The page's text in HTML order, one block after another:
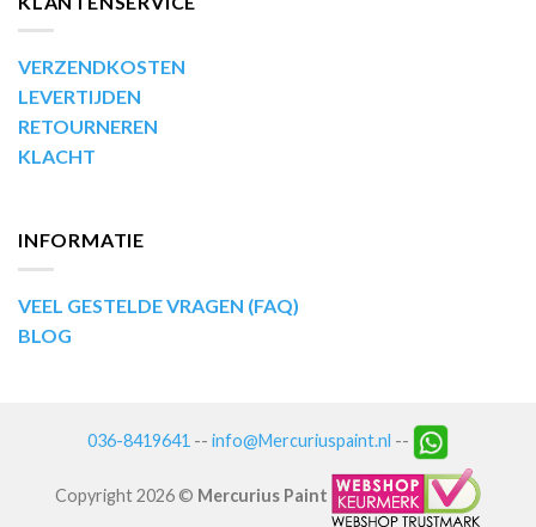
VERZENDKOSTEN
LEVERTIJDEN
RETOURNEREN
KLACHT
INFORMATIE
VEEL GESTELDE VRAGEN (FAQ)
BLOG
036-8419641 -- info@Mercuriuspaint.nl --
Copyright 2026 © Mercurius Paint